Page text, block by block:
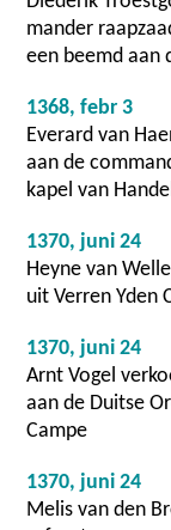
mander
een beemd aan
1368, febr 3
Everard van
aan de
kapel van
1370, juni 24
Heyne van
uit Verren Yden
1370, juni 24
Arnt Vogel
aan de Duitse
Campe
1370, juni 24
Melis van den